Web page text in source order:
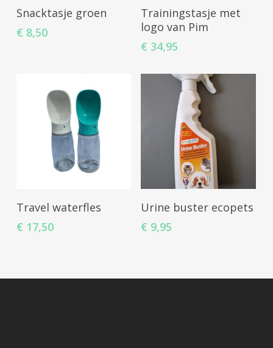
Toevoegen Aan
Winkelwagen
Snacktasje groen
€ 8,50
Toevoegen Aan
Winkelwagen
Trainingstasje met
logo van Pim
€ 34,95
Opties Selecteren
Travel waterfles
€ 17,50
Toevoegen Aan
Urine buster ecopets
€ 9,95